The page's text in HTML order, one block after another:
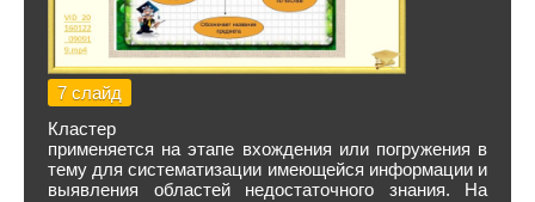
7 слайд
Кластер
применяется на этапе вхождения или погружения в
тему для систематизации имеющейся информации и
выявления областей недостаточного знания. На